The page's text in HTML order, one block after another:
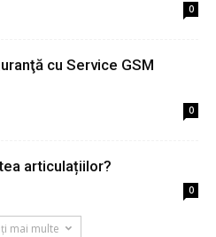
0
cu Service GSM
0
articulațiilor?
0
mai multe